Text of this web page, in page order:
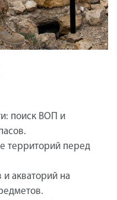
поиск ВОП и
территорий перед
акваторий на